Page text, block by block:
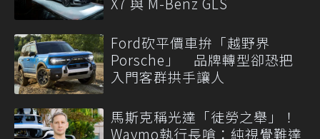
Ford砍平價車拚「越野界
Porsche」 品牌轉型卻恐把
入門客群拱手讓人
馬斯克稱光達「徒勞之舉」！
Waymo執行長嗆：純視覺難達